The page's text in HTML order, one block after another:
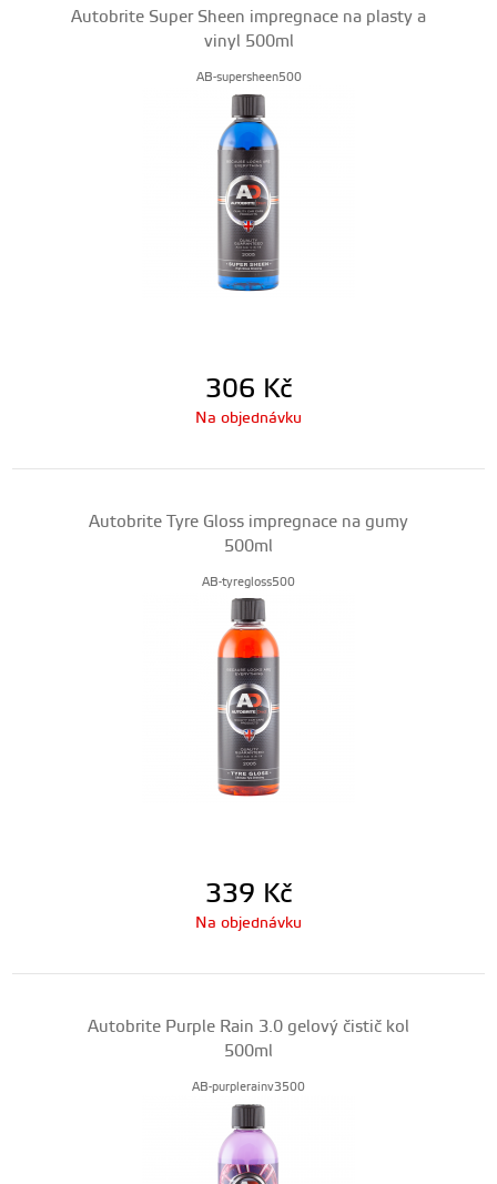
Autobrite Super Sheen impregnace na plasty a
vinyl 500ml
AB-supersheen500
306 Kč
Na objednávku
Autobrite Tyre Gloss impregnace na gumy
500ml
AB-tyregloss500
339 Kč
Na objednávku
Autobrite Purple Rain 3.0 gelový čistič kol
500ml
AB-purplerainv3500